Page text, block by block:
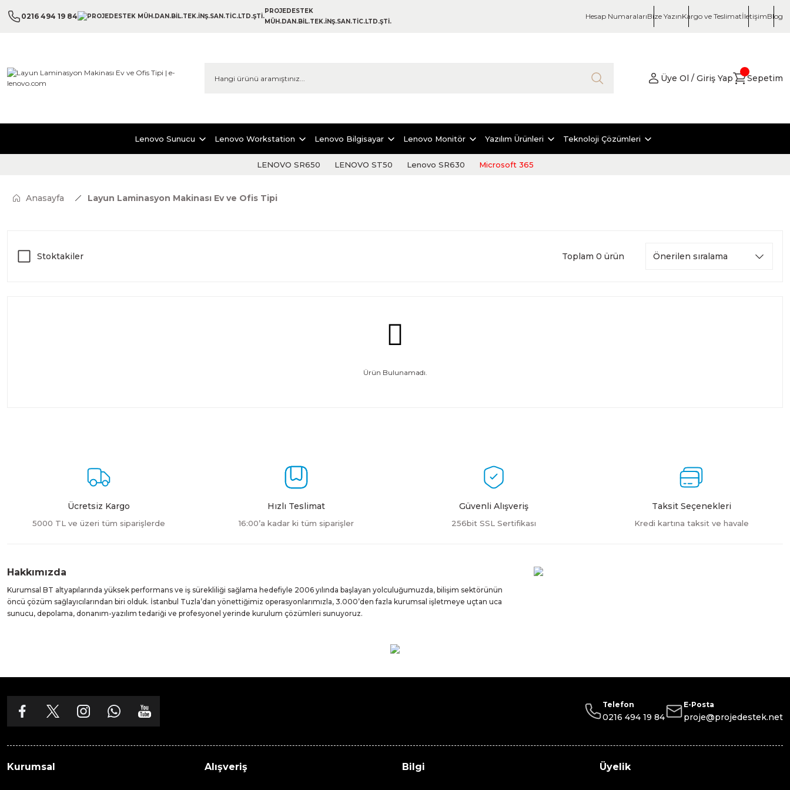
0216 494 19 84
PROJEDESTEK
MÜH.DAN.BİL.TEK.İNŞ.SAN.TİC.LTD.ŞTİ.
Hesap NumaralarıBize YazınKargo ve TeslimatİletişimBlog
Üye Ol / Giriş Yap Sepetim
Lenovo Sunucu Lenovo Workstation Lenovo Bilgisayar Lenovo Monitör Yazılım Ürünleri Teknoloji Çözümleri
LENOVO SR650 LENOVO ST50 Lenovo SR630 Microsoft 365
Anasayfa Layun Laminasyon Makinası Ev ve Ofis Tipi
Stoktakiler Toplam 0 ürün
Ürün Bulunamadı.
Ücretsiz Kargo
5000 TL ve üzeri tüm siparişlerde
Hızlı Teslimat
16:00’a kadar ki tüm siparişler
Güvenli Alışveriş
256bit SSL Sertifikası
Taksit Seçenekleri
Kredi kartına taksit ve havale
Hakkımızda
Kurumsal BT altyapılarında yüksek performans ve iş sürekliliği sağlama hedefiyle 2006 yılında başlayan yolculuğumuzda, bilişim sektörünün
öncü çözüm sağlayıcılarından biri olduk. İstanbul Tuzla’dan yönettiğimiz operasyonlarımızla, 3.000’den fazla kurumsal işletmeye uçtan uca
sunucu, depolama, donanım-yazılım tedariği ve profesyonel yerinde kurulum çözümleri sunuyoruz.
Telefon
0216 494 19 84
E-Posta
proje@projedestek.net
Kurumsal Alışveriş Bilgi Üyelik